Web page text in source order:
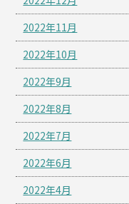
2022年11月
2022年10月
2022年9月
2022年8月
2022年7月
2022年6月
2022年4月